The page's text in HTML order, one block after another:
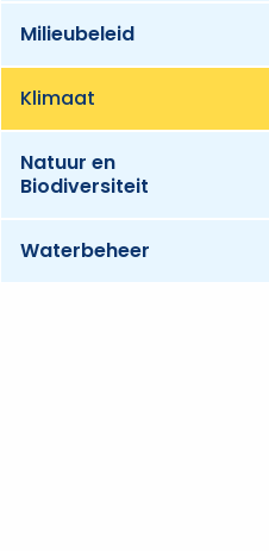
Milieubeleid
Klimaat
Natuur en
Biodiversiteit
Waterbeheer